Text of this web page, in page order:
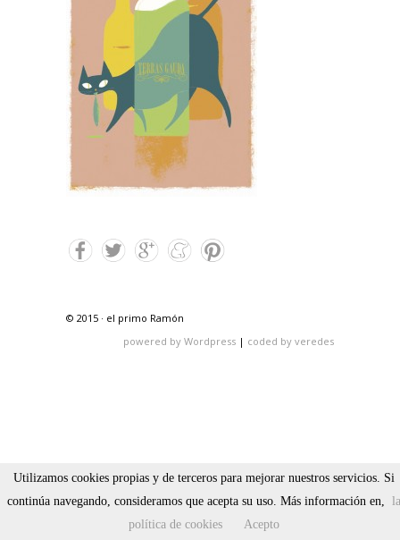
© 2015 · el primo Ramón
powered by Wordpress | coded by veredes
Utilizamos cookies propias y de terceros para mejorar nuestros servicios. Si
continúa navegando, consideramos que acepta su uso. Más información en, la
política de cookies
Acepto